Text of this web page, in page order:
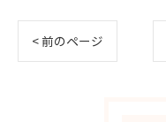
< 前のページ